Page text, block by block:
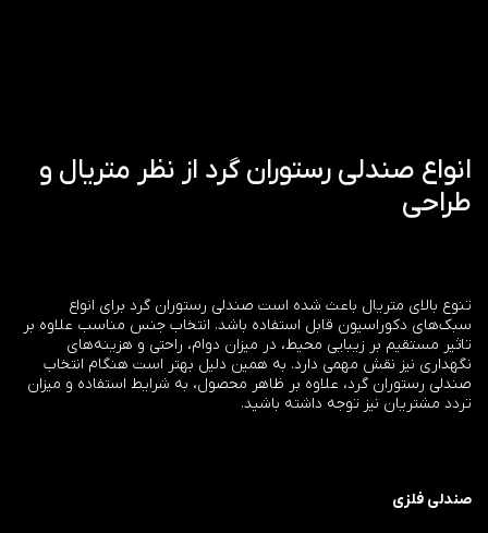
انواع صندلی رستوران گرد از نظر متریال و
طراحی
تنوع بالای متریال باعث شده است صندلی رستوران گرد برای انواع
سبک‌های دکوراسیون قابل استفاده باشد. انتخاب جنس مناسب علاوه بر
تاثیر مستقیم بر زیبایی محیط، در میزان دوام، راحتی و هزینه‌های
نگهداری نیز نقش مهمی دارد. به همین دلیل بهتر است هنگام انتخاب
صندلی رستوران گرد، علاوه بر ظاهر محصول، به شرایط استفاده و میزان
تردد مشتریان نیز توجه داشته باشید.
صندلی فلزی